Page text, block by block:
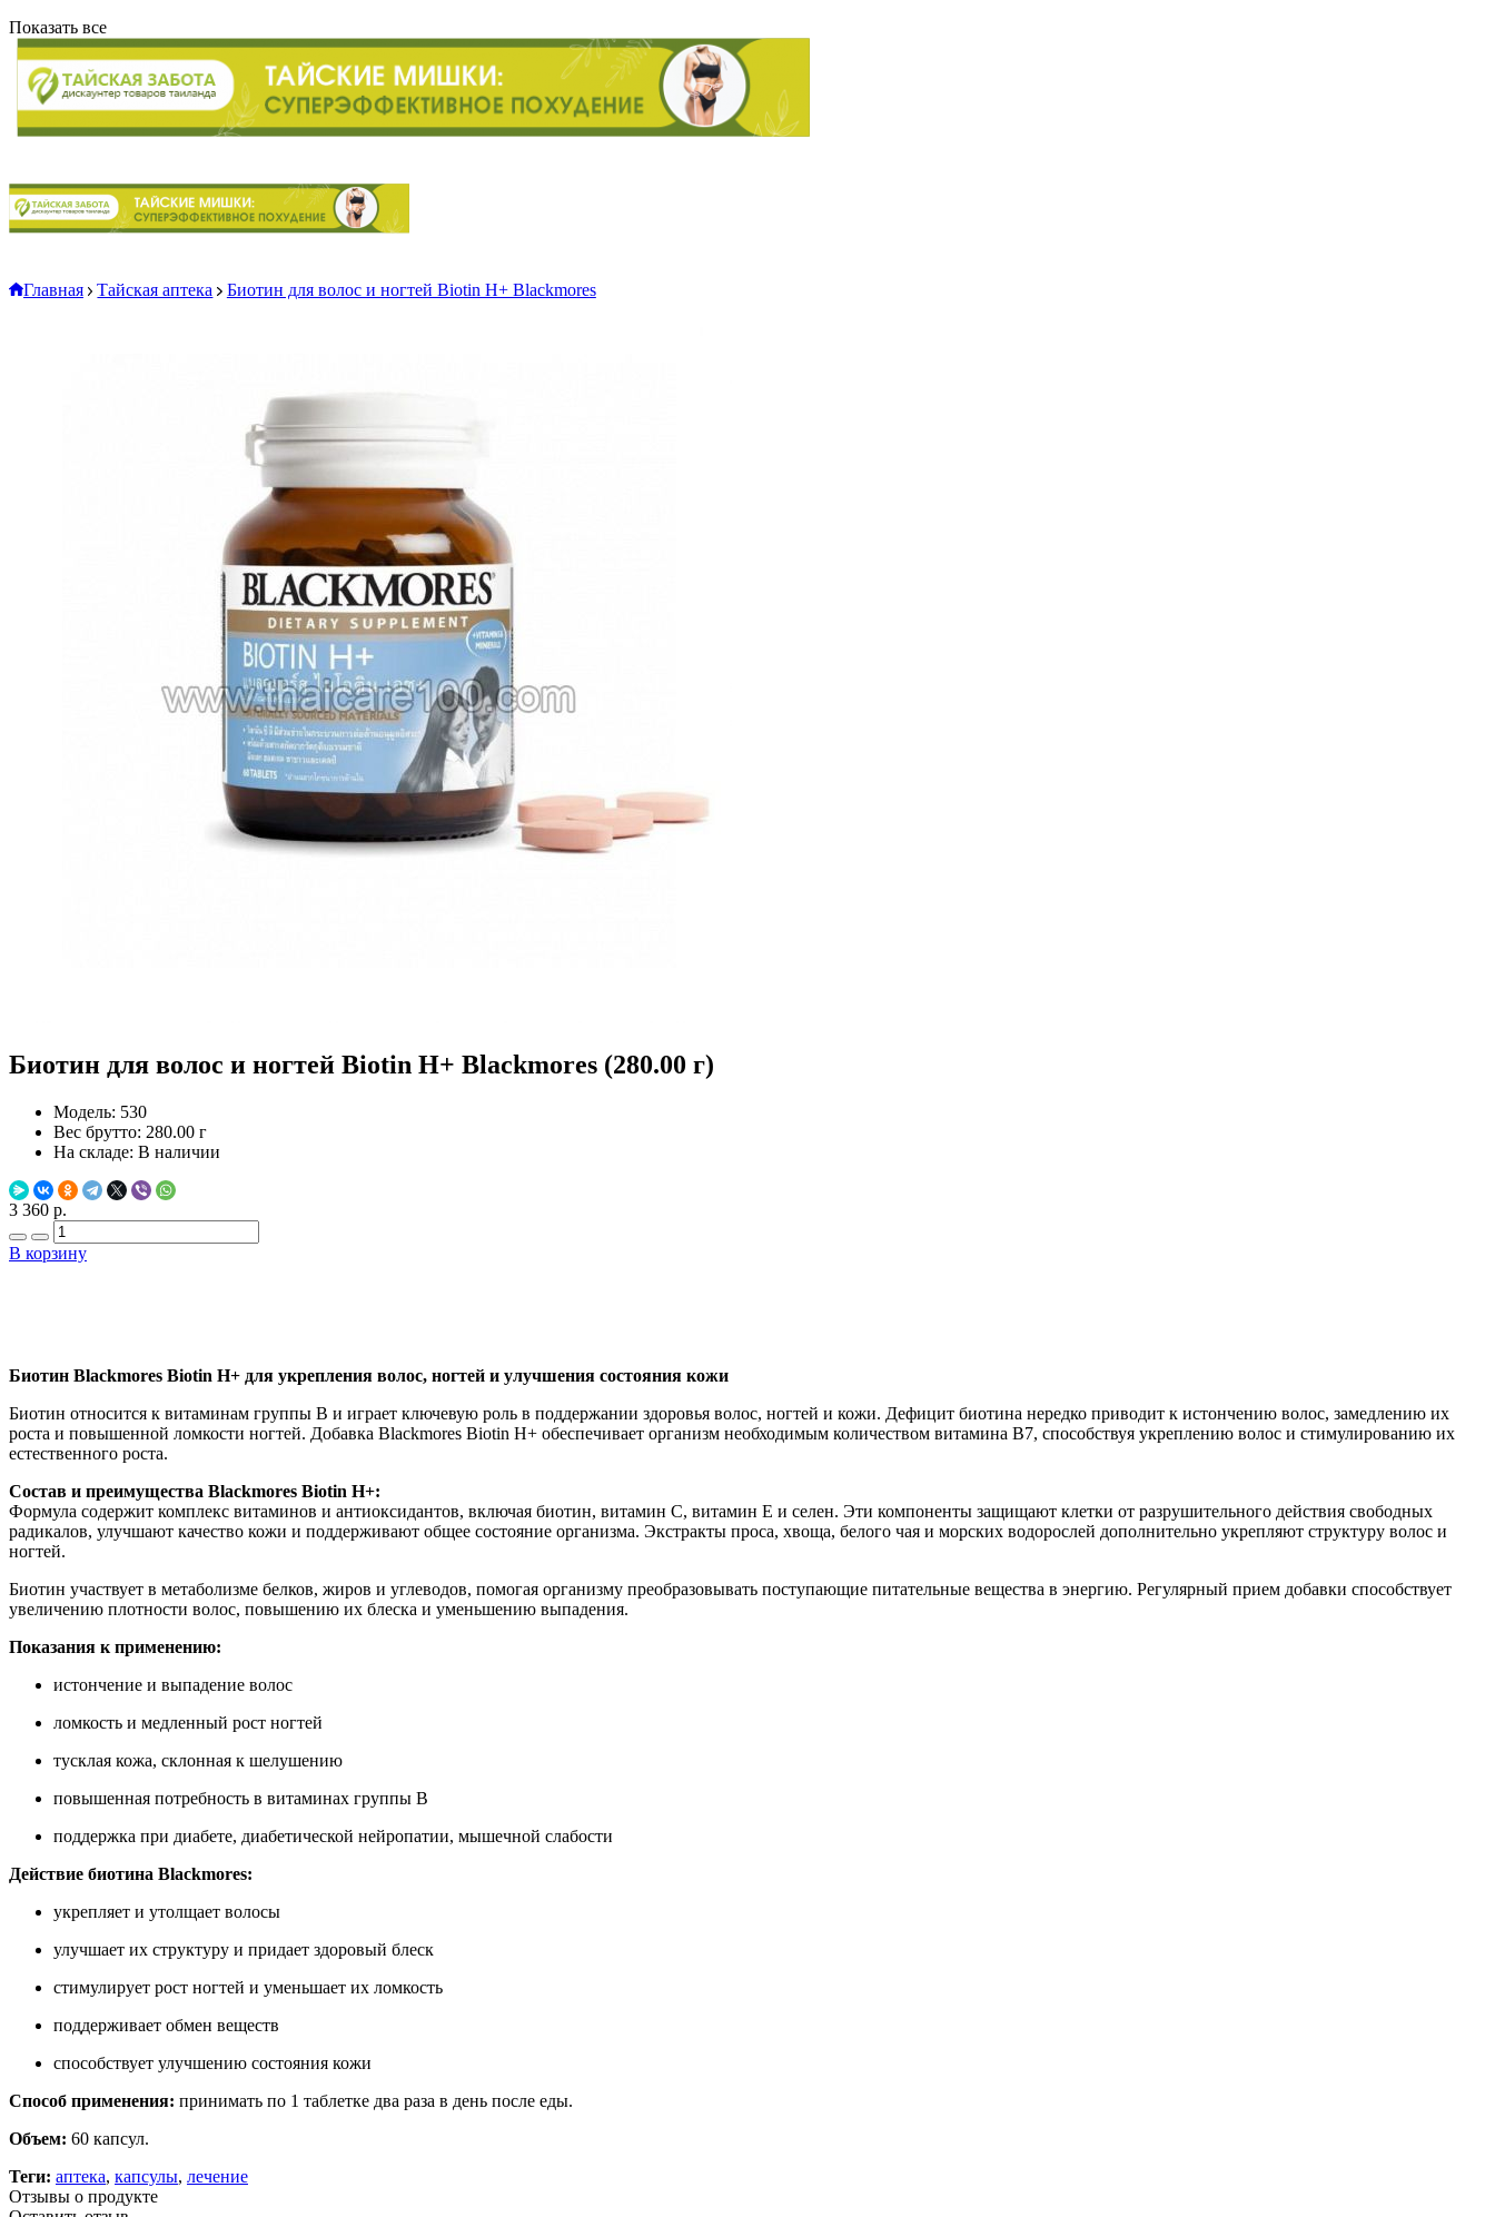
Показать все
Главная Тайская аптека Биотин для волос и ногтей Biotin H+ Blackmores
Биотин для волос и ногтей Biotin H+ Blackmores (280.00 г)
Модель: 530
Вес брутто: 280.00 г
На складе: В наличии
3 360 р.
В корзину
Биотин Blackmores Biotin H+ для укрепления волос, ногтей и улучшения состояния кожи
Биотин относится к витаминам группы В и играет ключевую роль в поддержании здоровья волос, ногтей и кожи. Дефицит биотина нередко приводит к истончению волос, замедлению их
роста и повышенной ломкости ногтей. Добавка Blackmores Biotin H+ обеспечивает организм необходимым количеством витамина B7, способствуя укреплению волос и стимулированию их
естественного роста.
Состав и преимущества Blackmores Biotin H+:
Формула содержит комплекс витаминов и антиоксидантов, включая биотин, витамин С, витамин Е и селен. Эти компоненты защищают клетки от разрушительного действия свободных
радикалов, улучшают качество кожи и поддерживают общее состояние организма. Экстракты проса, хвоща, белого чая и морских водорослей дополнительно укрепляют структуру волос и
ногтей.
Биотин участвует в метаболизме белков, жиров и углеводов, помогая организму преобразовывать поступающие питательные вещества в энергию. Регулярный прием добавки способствует
увеличению плотности волос, повышению их блеска и уменьшению выпадения.
Показания к применению:
истончение и выпадение волос
ломкость и медленный рост ногтей
тусклая кожа, склонная к шелушению
повышенная потребность в витаминах группы В
поддержка при диабете, диабетической нейропатии, мышечной слабости
Действие биотина Blackmores:
укрепляет и утолщает волосы
улучшает их структуру и придает здоровый блеск
стимулирует рост ногтей и уменьшает их ломкость
поддерживает обмен веществ
способствует улучшению состояния кожи
Способ применения: принимать по 1 таблетке два раза в день после еды.
Объем: 60 капсул.
Теги: аптека, капсулы, лечение
Отзывы о продукте